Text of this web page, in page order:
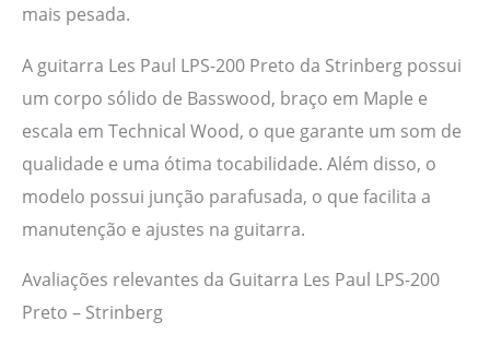
mais pesada.
A guitarra Les Paul LPS-200 Preto da Strinberg possui
um corpo sólido de Basswood, braço em Maple e
escala em Technical Wood, o que garante um som de
qualidade e uma ótima tocabilidade. Além disso, o
modelo possui junção parafusada, o que facilita a
manutenção e ajustes na guitarra.
Avaliações relevantes da Guitarra Les Paul LPS-200
Preto – Strinberg